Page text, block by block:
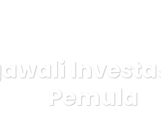
Pemula